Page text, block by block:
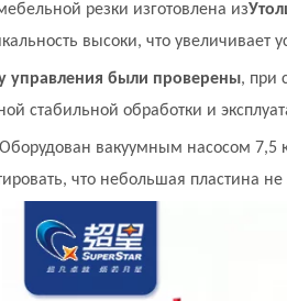
резки изготовлена ​​из
высоки, что
управления были проверены, при
стабильной обработки и
Оборудован вакуумным насосом 7,5
что небольшая пластина